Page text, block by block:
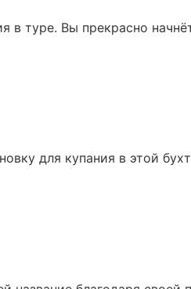
в туре. Вы прекрасно
для купания в этой